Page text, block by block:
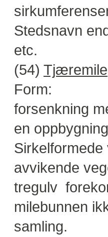
Stedsnavn
etc.
(54) Tjæremile
Form:
forsenkning
en
avvikende
tregulv
milebunnen
samling.